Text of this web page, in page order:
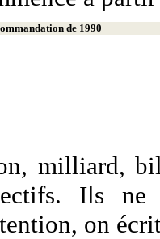
de 1990
milliard,
Ils ne
on